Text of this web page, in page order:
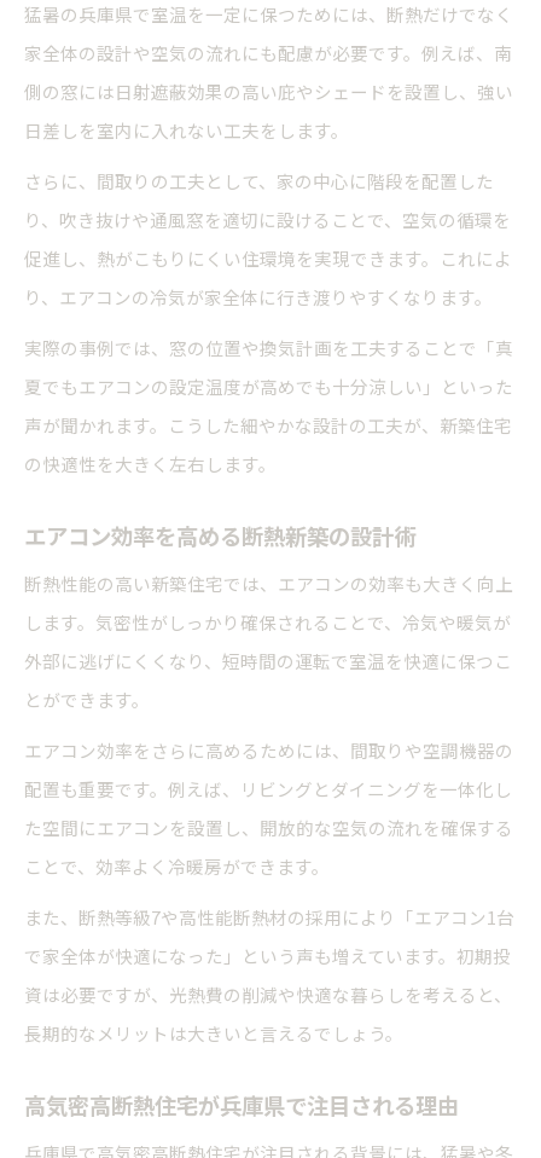
猛暑の兵庫県で室温を一定に保つためには、断熱だけでなく
家全体の設計や空気の流れにも配慮が必要です。例えば、南
側の窓には日射遮蔽効果の高い庇やシェードを設置し、強い
日差しを室内に入れない工夫をします。
さらに、間取りの工夫として、家の中心に階段を配置した
り、吹き抜けや通風窓を適切に設けることで、空気の循環を
促進し、熱がこもりにくい住環境を実現できます。これによ
り、エアコンの冷気が家全体に行き渡りやすくなります。
実際の事例では、窓の位置や換気計画を工夫することで「真
夏でもエアコンの設定温度が高めでも十分涼しい」といった
声が聞かれます。こうした細やかな設計の工夫が、新築住宅
の快適性を大きく左右します。
エアコン効率を高める断熱新築の設計術
断熱性能の高い新築住宅では、エアコンの効率も大きく向上
します。気密性がしっかり確保されることで、冷気や暖気が
外部に逃げにくくなり、短時間の運転で室温を快適に保つこ
とができます。
エアコン効率をさらに高めるためには、間取りや空調機器の
配置も重要です。例えば、リビングとダイニングを一体化し
た空間にエアコンを設置し、開放的な空気の流れを確保する
ことで、効率よく冷暖房ができます。
また、断熱等級7や高性能断熱材の採用により「エアコン1台
で家全体が快適になった」という声も増えています。初期投
資は必要ですが、光熱費の削減や快適な暮らしを考えると、
長期的なメリットは大きいと言えるでしょう。
高気密高断熱住宅が兵庫県で注目される理由
兵庫県で高気密高断熱住宅が注目される背景には、猛暑や冬